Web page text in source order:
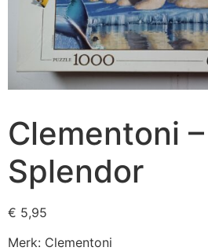
Clementoni
Splendor
€ 5,95
Merk: Clementoni